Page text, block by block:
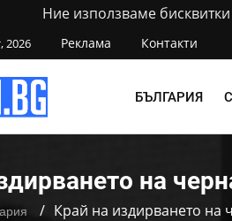
Ние използваме
2026 Реклама Контакти
БЪЛГАРИЯ
на
Край на издирването на